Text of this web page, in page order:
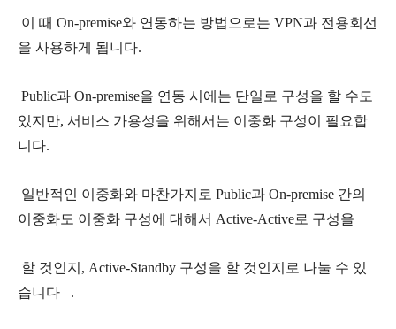
이 때 On-premise와 연동하는 방법으로는 VPN과 전용회선
을 사용하게 됩니다.
Public과 On-premise을 연동 시에는 단일로 구성을 할 수도
있지만, 서비스 가용성을 위해서는 이중화 구성이 필요합
니다.
일반적인 이중화와 마찬가지로 Public과 On-premise 간의
이중화도 이중화 구성에 대해서 Active-Active로 구성을
할 것인지, Active-Standby 구성을 할 것인지로 나눌 수 있
습니다 .